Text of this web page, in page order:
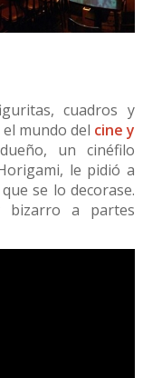
cuadros y
mundo del cine y
un cinéfilo
le pidió a
se lo decorase.
bizarro a partes